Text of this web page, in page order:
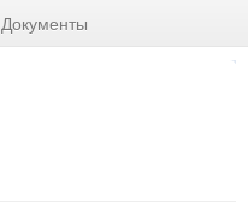
Документы